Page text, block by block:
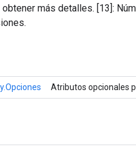
más detalles. [13]:
Atributos opcionales